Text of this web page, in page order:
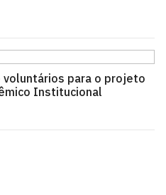
voluntários para o projeto
Institucional